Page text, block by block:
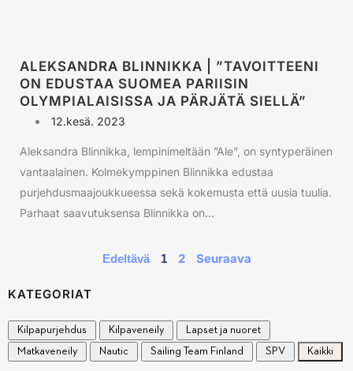
ALEKSANDRA BLINNIKKA | ”TAVOITTEENI
ON EDUSTAA SUOMEA PARIISIN
OLYMPIALAISISSA JA PÄRJÄTÄ SIELLÄ”
12.kesä. 2023
Aleksandra Blinnikka, lempinimeltään ”Ale”, on syntyperäinen
vantaalainen. Kolmekymppinen Blinnikka edustaa
purjehdusmaajoukkueessa sekä kokemusta että uusia tuulia.
Parhaat saavutuksensa Blinnikka on...
Edeltävä 1 2 Seuraava
KATEGORIAT
Kilpapurjehdus Kilpaveneily
Lapset ja nuoret
Matkaveneily
Nautic Sailing Team Finland SPV Kaikki